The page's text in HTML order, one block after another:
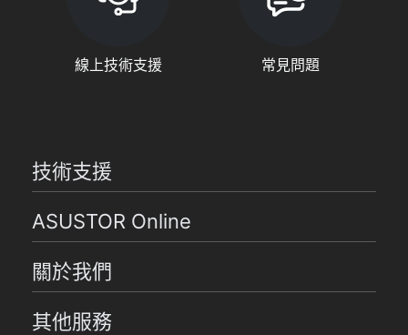
線上技術支援 常見問題
技術支援
ASUSTOR Online
關於我們
其他服務